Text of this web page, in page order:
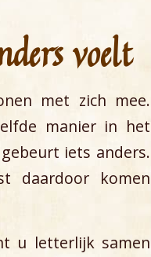
voelt
met zich mee.
manier in het
iets anders.
daardoor komen
u letterlijk samen